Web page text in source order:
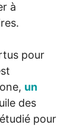
à
pour
un
des
pour